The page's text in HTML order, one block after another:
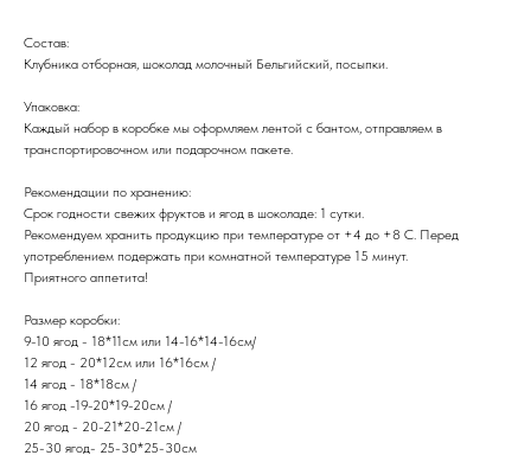
Состав:
Клубника отборная, шоколад молочный Бельгийский, посыпки.
Упаковка:
Каждый набор в коробке мы оформляем лентой с бантом, отправляем в
транспортировочном или подарочном пакете.
Рекомендации по хранению:
Срок годности свежих фруктов и ягод в шоколаде: 1 сутки.
Рекомендуем хранить продукцию при температуре от +4 до +8 С. Перед
употреблением подержать при комнатной температуре 15 минут.
​Приятного аппетита!
Размер коробки:
9-10 ягод - 18*11см или 14-16*14-16см/
12 ягод - 20*12см или 16*16см /
14 ягод - 18*18см /
16 ягод -19-20*19-20см /
20 ягод - 20-21*20-21см /
25-30 ягод- 25-30*25-30см